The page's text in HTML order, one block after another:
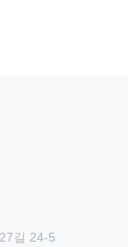
길 24-5